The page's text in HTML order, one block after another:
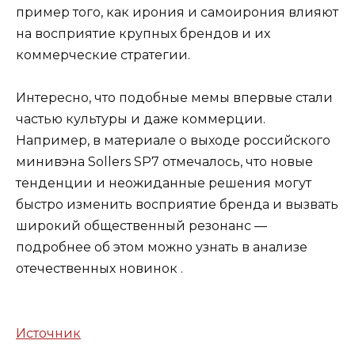
пример того, как ирония и самоирония влияют
на восприятие крупных брендов и их
коммерческие стратегии.
Интересно, что подобные мемы впервые стали
частью культуры и даже коммерции.
Например, в материале о выходе российского
минивэна Sollers SP7 отмечалось, что новые
тенденции и неожиданные решения могут
быстро изменить восприятие бренда и вызвать
широкий общественный резонанс —
подробнее об этом можно узнать в анализе
отечественных новинок .
Источник